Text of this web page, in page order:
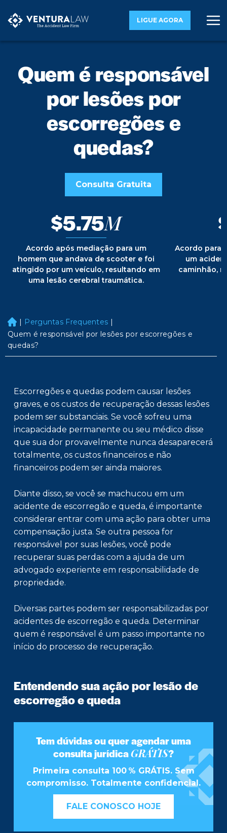
LIGUE AGORA
Quem é responsável
por lesões por
escorregões e
quedas?
Consulta Gratuita
$5.75M
Acordo após mediação para um
homem que andava de scooter e foi
atingido por um veículo, resultando em
uma lesão cerebral traumática.
Acordo para
um
caminhão,
H
o
m
e
| Perguntas Frequentes |
Quem é responsável por lesões por escorregões e
quedas?
Escorregões e quedas podem causar lesões
graves, e os custos de recuperação dessas lesões
podem ser substanciais. Se você sofreu uma
incapacidade permanente ou seu médico disse
que sua dor provavelmente nunca desaparecerá
totalmente, os custos financeiros e não
financeiros podem ser ainda maiores.
Diante disso, se você se machucou em um
acidente de escorregão e queda, é importante
considerar entrar com uma ação para obter uma
compensação justa. Se outra pessoa for
responsável por suas lesões, você pode
recuperar suas perdas com a ajuda de um
advogado experiente em responsabilidade de
propriedade.
Diversas partes podem ser responsabilizadas por
acidentes de escorregão e queda. Determinar
quem é responsável é um passo importante no
início do processo de recuperação.
Entendendo sua ação por lesão de
escorregão e queda
Tem dúvidas ou quer agendar uma
consulta jurídicaGRÁTIS?
Primeira consulta 100 % GRÁTIS. Sem
compromisso. Totalmente confidencial.
FALE CONOSCO HOJE